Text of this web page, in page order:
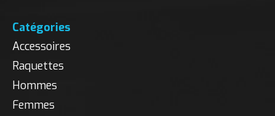
Catégories
Accessoires
Raquettes
Hommes
Femmes